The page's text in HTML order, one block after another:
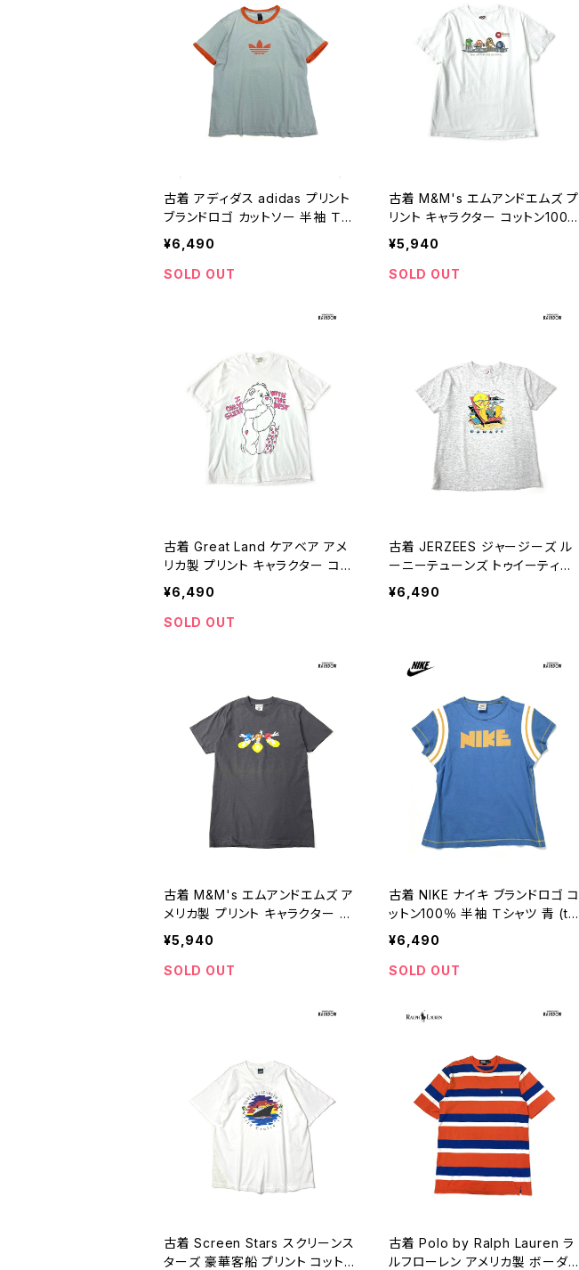
古着 アディダス adidas プリント
ブランドロゴ カットソー 半袖 Ｔシ
ャツ ダスティ―グリーン くすみブ
ルー (ttu2507055)
¥6,490
SOLD OUT
古着 M&M's エムアンドエムズ プ
リント キャラクター コットン100％
半袖 Ｔシャツ 白 (ttu2505008)
¥5,940
SOLD OUT
古着 Great Land ケアベア アメ
リカ製 プリント キャラクター コッ
トン100％ 半袖 Ｔシャツ 白 (ttu2
505035)
¥6,490
SOLD OUT
古着 JERZEES ジャージーズ ル
ーニーテューンズ トゥイーティー
アメリカ製 プリント キャラクター
コットン 半袖 Ｔシャツ グレー (ttu
¥6,490
古着 M&M's エムアンドエムズ ア
メリカ製 プリント キャラクター コ
ットン100％ 半袖 Ｔシャツ グレー
(ttu2505010)
¥5,940
SOLD OUT
古着 NIKE ナイキ ブランドロゴ コ
ットン100％ 半袖 Ｔシャツ 青 (ttu
2604081)
¥6,490
SOLD OUT
古着 Screen Stars スクリーンス
ターズ 豪華客船 プリント コットン
古着 Polo by Ralph Lauren ラ
ルフローレン アメリカ製 ボーダー